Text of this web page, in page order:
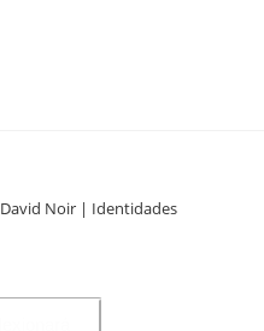
David Noir | Identidades